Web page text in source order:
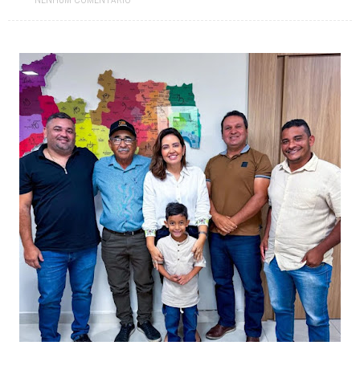
Prefeitura paraibana abre concurso com 45 vagas e salários que
Pedra da Boca vira passarela para desfile de moda autoral na Paraíba
Jul 08, 2026
Reis e Rainhas do forró serão homenageados no São Pedro de Caiçara
Jul 07, 2026 ExpoSerra Araruna 2026 acontecerá de 10 a 12 de julho
Ago 08, 2026
Câmara Municipal de Tacima realiza 18ª Sessão Ordinária de 2026.